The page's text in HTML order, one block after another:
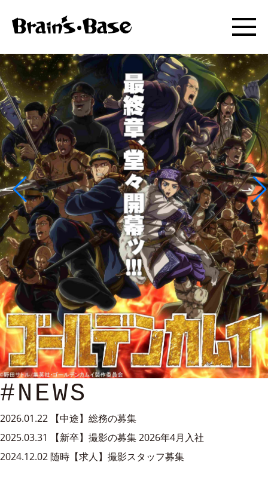
#NEWS
2026.01.22
【中途】総務の募集
2025.03.31
【新卒】撮影の募集 2026年4月入社
2024.12.02随時【求人】撮影スタッフ募集